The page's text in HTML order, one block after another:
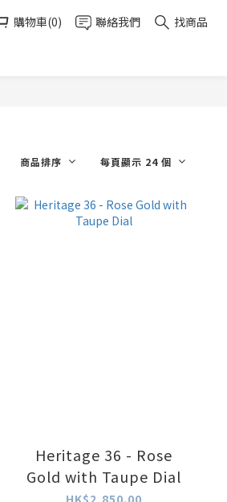
購物車(0) 聯絡我們
找商品
商品排序 每頁顯示 24 個
Heritage 36 - Rose
Gold with Taupe Dial